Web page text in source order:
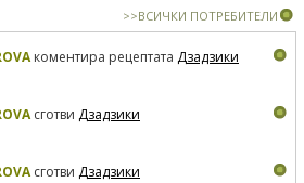
>>ВСИЧКИ ПОТРЕБИТЕЛИ
коментира рецептата Дзадзики
сготви Дзадзики
сготви Дзадзики